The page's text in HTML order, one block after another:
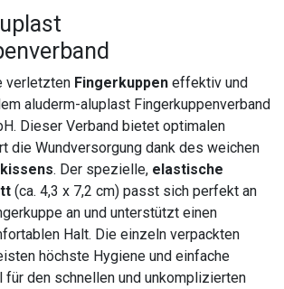
verletzten Fingerkuppen effektiv und
aluderm-aluplast Fingerkuppenverband
Dieser Verband bietet optimalen
die Wundversorgung dank des weichen
. Der spezielle, elastische
(ca. 4,3 x 7,2 cm) passt sich perfekt an
an und unterstützt einen
Halt. Die einzeln verpackten
höchste Hygiene und einfache
für den schnellen und unkomplizierten